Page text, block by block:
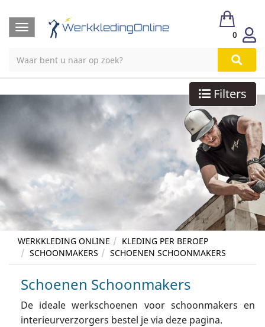
Toggle
navigation
0
WERKKLEDING ONLINE
KLEDING PER BEROEP
SCHOONMAKERS
SCHOENEN SCHOONMAKERS
Filters
Schoenen Schoonmakers
De ideale werkschoenen voor schoonmakers en
interieurverzorgers bestel je via deze pagina.